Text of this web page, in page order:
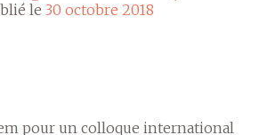
le 30 octobre 2018
pour un colloque international